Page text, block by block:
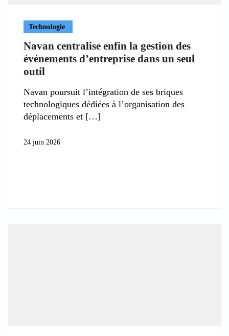
Technologie
Navan centralise enfin la gestion des
événements d’entreprise dans un seul
outil
Navan poursuit l’intégration de ses briques
technologiques dédiées à l’organisation des
déplacements et
24 juin 2026